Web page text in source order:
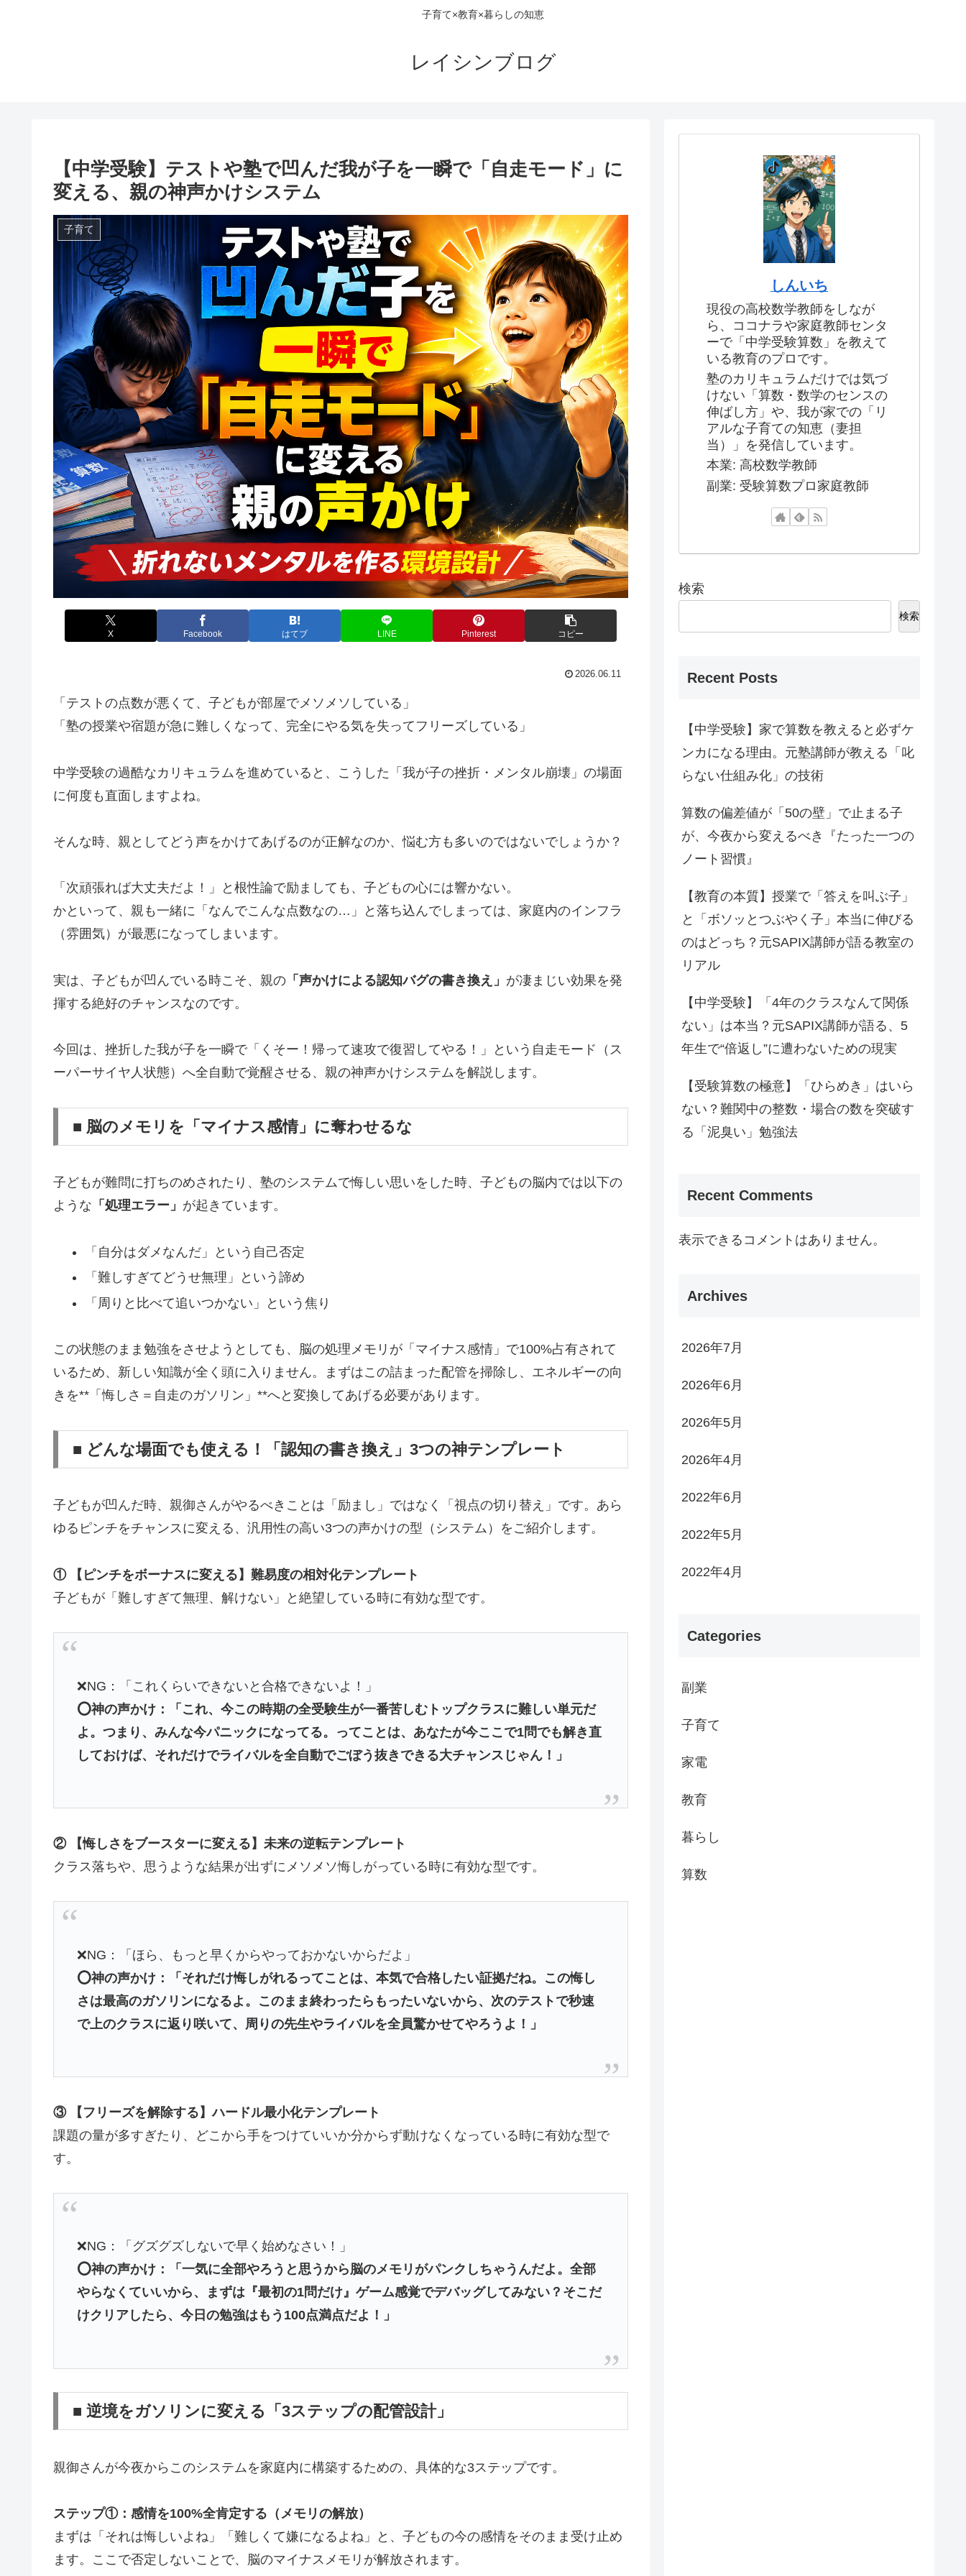
子育て×教育×暮らしの知恵
レイシンブログ
【中学受験】テストや塾で凹んだ我が子を一瞬で「自走モード」に
変える、親の神声かけシステム
子育て
X Facebook はてブ LINE Pinterest コピー
2026.06.11
「テストの点数が悪くて、子どもが部屋でメソメソしている」
「塾の授業や宿題が急に難しくなって、完全にやる気を失ってフリーズしている」
中学受験の過酷なカリキュラムを進めていると、こうした「我が子の挫折・メンタル崩壊」の場面
に何度も直面しますよね。
そんな時、親としてどう声をかけてあげるのが正解なのか、悩む方も多いのではないでしょうか？
「次頑張れば大丈夫だよ！」と根性論で励ましても、子どもの心には響かない。
かといって、親も一緒に「なんでこんな点数なの…」と落ち込んでしまっては、家庭内のインフラ
（雰囲気）が最悪になってしまいます。
実は、子どもが凹んでいる時こそ、親の 「声かけによる認知バグの書き換え」 が凄まじい効果を発
揮する絶好のチャンスなのです。
今回は、挫折した我が子を一瞬で「くそー！帰って速攻で復習してやる！」という自走モード（ス
ーパーサイヤ人状態）へ全自動で覚醒させる、親の神声かけシステムを解説します。
■ 脳のメモリを「マイナス感情」に奪わせるな
子どもが難問に打ちのめされたり、塾のシステムで悔しい思いをした時、子どもの脳内では以下の
ような 「処理エラー」 が起きています。
「自分はダメなんだ」という自己否定
「難しすぎてどうせ無理」という諦め
「周りと比べて追いつかない」という焦り
この状態のまま勉強をさせようとしても、脳の処理メモリが「マイナス感情」で100%占有されて
いるため、新しい知識が全く頭に入りません。まずはこの詰まった配管を掃除し、エネルギーの向
きを**「悔しさ＝自走のガソリン」**へと変換してあげる必要があります。
■ どんな場面でも使える！「認知の書き換え」3つの神テンプレート
子どもが凹んだ時、親御さんがやるべきことは「励まし」ではなく「視点の切り替え」です。あら
ゆるピンチをチャンスに変える、汎用性の高い3つの声かけの型（システム）をご紹介します。
① 【ピンチをボーナスに変える】難易度の相対化テンプレート
子どもが「難しすぎて無理、解けない」と絶望している時に有効な型です。
❌NG：「これくらいできないと合格できないよ！」
⭕️神の声かけ：「これ、今この時期の全受験生が一番苦しむトップクラスに難しい単元だ
よ。つまり、みんな今パニックになってる。ってことは、あなたが今ここで1問でも解き直
しておけば、それだけでライバルを全自動でごぼう抜きできる大チャンスじゃん！」
② 【悔しさをブースターに変える】未来の逆転テンプレート
クラス落ちや、思うような結果が出ずにメソメソ悔しがっている時に有効な型です。
❌NG：「ほら、もっと早くからやっておかないからだよ」
⭕️神の声かけ：「それだけ悔しがれるってことは、本気で合格したい証拠だね。この悔し
さは最高のガソリンになるよ。このまま終わったらもったいないから、次のテストで秒速
で上のクラスに返り咲いて、周りの先生やライバルを全員驚かせてやろうよ！」
③ 【フリーズを解除する】ハードル最小化テンプレート
課題の量が多すぎたり、どこから手をつけていいか分からず動けなくなっている時に有効な型で
す。
❌NG：「グズグズしないで早く始めなさい！」
⭕️神の声かけ：「一気に全部やろうと思うから脳のメモリがパンクしちゃうんだよ。全部
やらなくていいから、まずは『最初の1問だけ』ゲーム感覚でデバッグしてみない？そこだ
けクリアしたら、今日の勉強はもう100点満点だよ！」
■ 逆境をガソリンに変える「3ステップの配管設計」
親御さんが今夜からこのシステムを家庭内に構築するための、具体的な3ステップです。
ステップ①：感情を100%全肯定する（メモリの解放）
まずは「それは悔しいよね」「難しくて嫌になるよね」と、子どもの今の感情をそのまま受け止め
ます。ここで否定しないことで、脳のマイナスメモリが解放されます。
しんいち
現役の高校数学教師をしなが
ら、ココナラや家庭教師センタ
ーで「中学受験算数」を教えて
いる教育のプロです。
塾のカリキュラムだけでは気づ
けない「算数・数学のセンスの
伸ばし方」や、我が家での「リ
アルな子育ての知恵（妻担
当）」を発信しています。
本業: 高校数学教師
副業: 受験算数プロ家庭教師
検索
検索
Recent Posts
【中学受験】家で算数を教えると必ずケ
ンカになる理由。元塾講師が教える「叱
らない仕組み化」の技術
算数の偏差値が「50の壁」で止まる子
が、今夜から変えるべき『たった一つの
ノート習慣』
【教育の本質】授業で「答えを叫ぶ子」
と「ボソッとつぶやく子」本当に伸びる
のはどっち？元SAPIX講師が語る教室の
リアル
【中学受験】「4年のクラスなんて関係
ない」は本当？元SAPIX講師が語る、5
年生で“倍返し”に遭わないための現実
【受験算数の極意】「ひらめき」はいら
ない？難関中の整数・場合の数を突破す
る「泥臭い」勉強法
Recent Comments
表示できるコメントはありません。
Archives
2026年7月
2026年6月
2026年5月
2026年4月
2022年6月
2022年5月
2022年4月
Categories
副業
子育て
家電
教育
暮らし
算数